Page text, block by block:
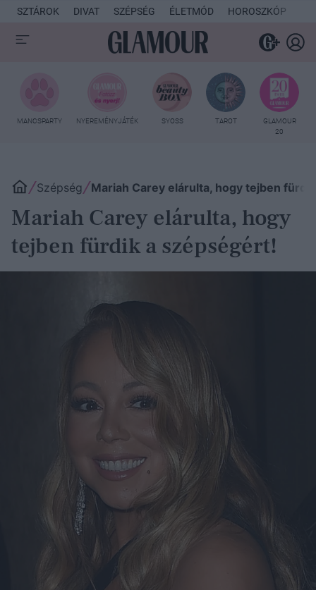
SZTÁROK DIVAT SZÉPSÉG ÉLETMÓD HOROSZKÓP
MANCSPARTY NYEREMÉNYJÁTÉK SYOSS TAROT
GLAMOUR
20
Szépség Mariah Carey elárulta, hogy tejben
Mariah Carey elárulta, hogy
tejben fürdik a szépségért!